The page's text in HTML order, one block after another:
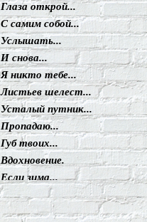
Глаза открой...
С самим собой...
Услышать...
И снова...
Я никто тебе...
Листьев шелест...
Усталый путник...
Пропадаю...
Губ твоих...
Вдохновение.
Если зима...
Пришёл из снов...
Устать в пути...